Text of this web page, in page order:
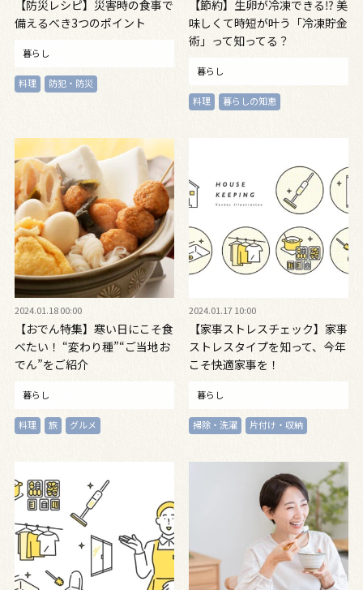
【防災レシピ】災害時の食事で
備えるべき3つのポイント
暮らし
料理 防犯・防災
【節約】生卵が冷凍できる⁉ 美
味しくて時短が叶う「冷凍貯金
術」って知ってる？
暮らし
料理 暮らしの知恵
2024.01.18 00:00
【おでん特集】寒い日にこそ食
べたい！ “変わり種”“ご当地お
でん”をご紹介
暮らし
料理 旅 グルメ
2024.01.17 10:00
【家事ストレスチェック】家事
ストレスタイプを知って、今年
こそ快適家事を！
暮らし
掃除・洗濯 片付け・収納